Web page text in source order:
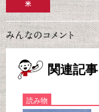
米
関連記事
読み物